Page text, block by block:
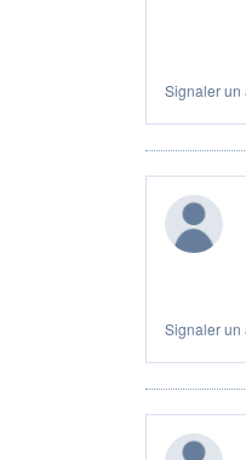
Signaler un
Signaler un